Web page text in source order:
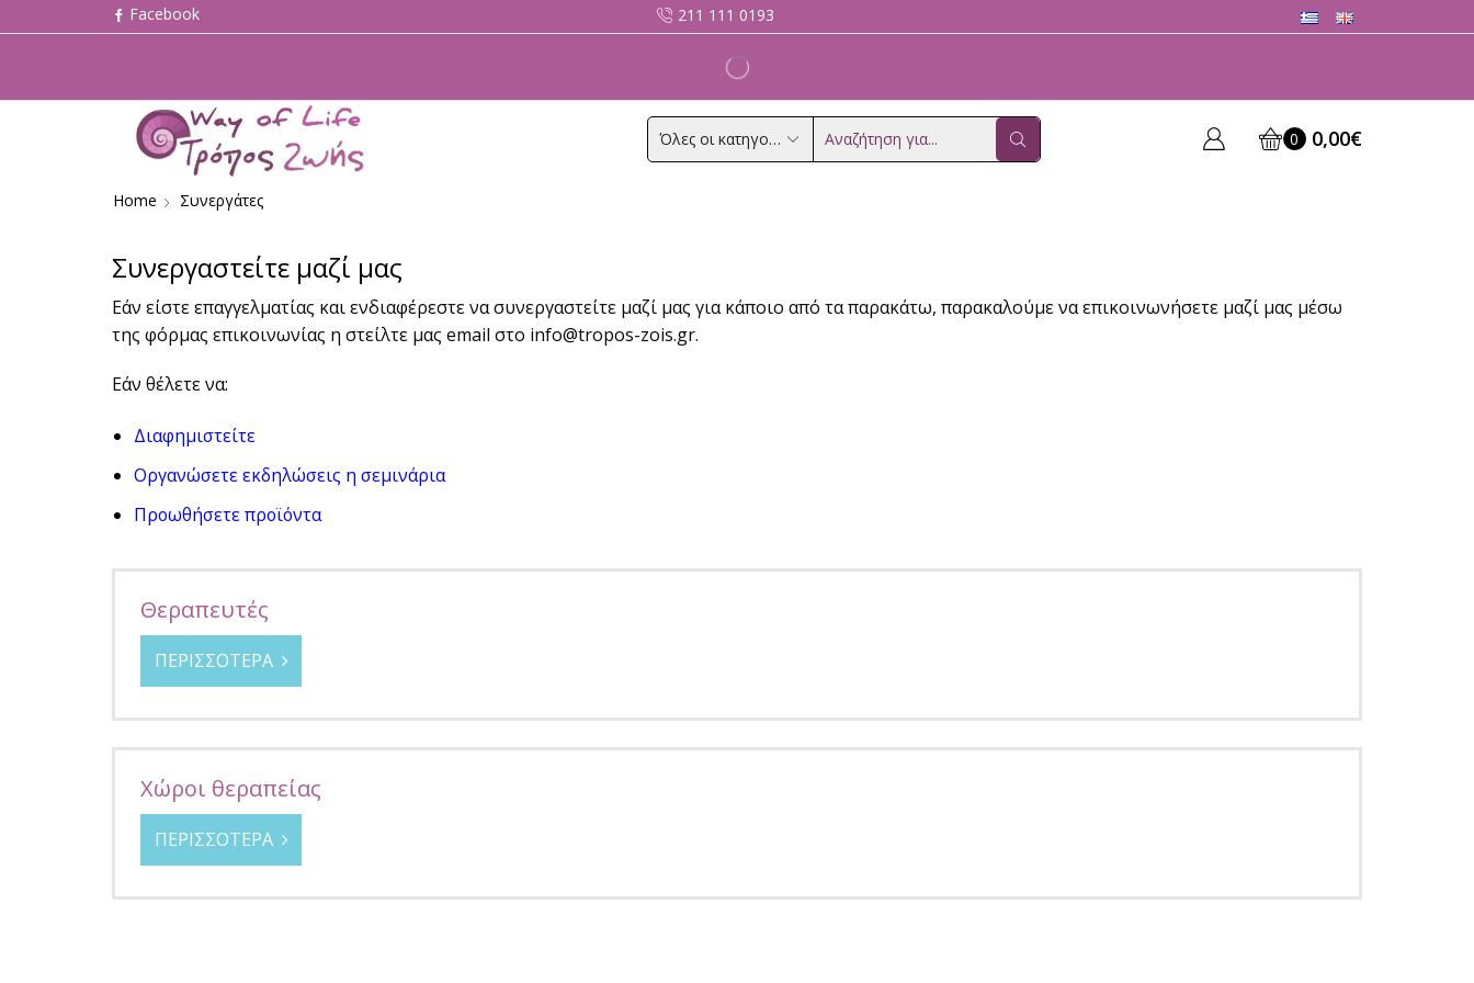
211 111 0193
Search
0 0,00€
Home Συνεργάτες
Συνεργαστείτε μαζί μας
Εάν είστε επαγγελματίας και ενδιαφέρεστε να συνεργαστείτε μαζί μας για κάποιο από τα παρακάτω, παρακαλούμε να επικοινωνήσετε μαζί μας μέσω
της φόρμας επικοινωνίας η στείλτε μας email στο info@tropos-zois.gr.
Εάν θέλετε να:
Διαφημιστείτε
Οργανώσετε εκδηλώσεις η σεμινάρια
Προωθήσετε προϊόντα
Θεραπευτές
ΠΕΡΙΣΣΟΤΕΡΑ
Χώροι θεραπείας
ΠΕΡΙΣΣΟΤΕΡΑ